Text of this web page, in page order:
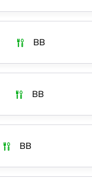
BB
BB
BB